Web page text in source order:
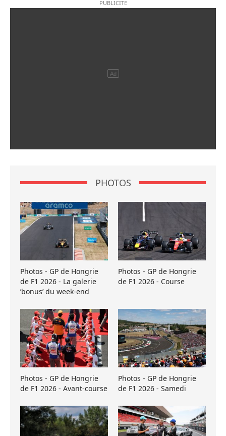
PHOTOS
Photos - GP de Hongrie
de F1 2026 - La galerie
’bonus’ du week-end
Photos - GP de Hongrie
de F1 2026 - Course
Photos - GP de Hongrie
de F1 2026 - Avant-course
Photos - GP de Hongrie
de F1 2026 - Samedi